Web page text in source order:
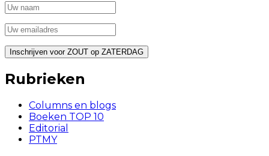
Rubrieken
Columns en blogs
Boeken TOP 10
Editorial
PTMY